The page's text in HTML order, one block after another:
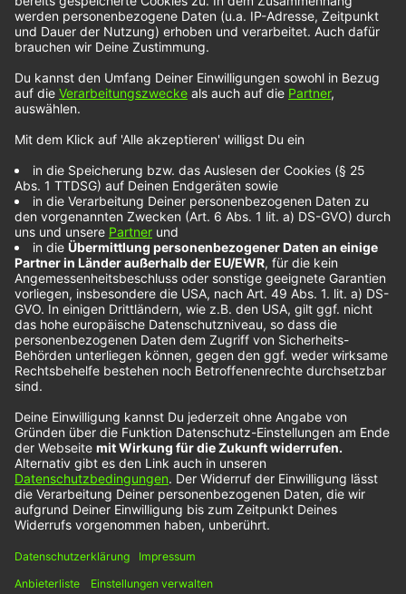
Die 80er sind zurück. Das sind keine Neuigkeiten,
denn der Style, die Musik, der Sound wie auch 80s
Partys sind seit Jahren voll im Hype.
Conan Graylässt das Retro-Comeback nicht nur
im Song aufblühen, sondern auch komplett im
Musikvideo. Der Vokuhila feiert sein Comeback.
Man wartet nur darauf, dass Patrick Swayze um
die Ecke kommt.
Der Sänger aus Kalifornien läutet mit der Single
„Lonely Dancer“ eine neue musikalische Ära ein.
Wir gespannt sein, welchen Weg sein neues Album
„Found Heaven“ soundtechnisch gehen wird. Es
soll am 5. April erscheinen. Bis dahin tanzen wir
weiter mit Jeansjacke und Schulterpolstern zu
„Lonely Dancer“ .
Mehr Künstlerinnen und Künstler entdeckst du hier
Wir benötigen Ihre Zustimmung, um
den YouTube Video-Service zu
laden!